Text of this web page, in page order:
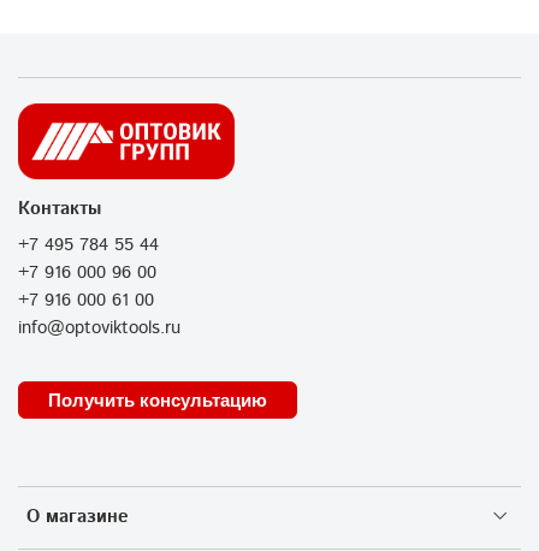
О магазине
Контакты
+7 495 784 55 44
+7 916 000 96 00
+7 916 000 61 00
info@optoviktools.ru
Получить консультацию